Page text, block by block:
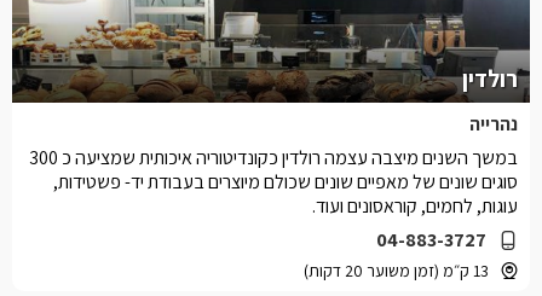
רולדין
נהרייה
04-883-3727
13 ק״מ (זמן משוער 20 דקות)
במשך השנים מיצבה עצמה רולדין כקונדיטוריה איכותית שמציעה כ 300
סוגים שונים של מאפיים שונים שכולם מיוצרים בעבודת יד- פשטידות,
עוגות, לחמים, קוראסונים ועוד.